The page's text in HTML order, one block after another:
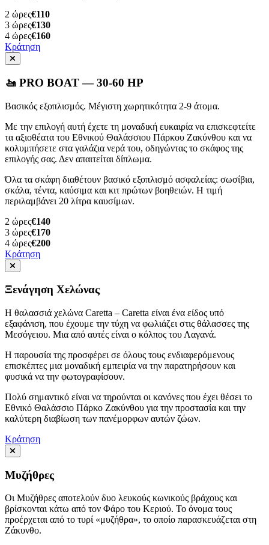
2 ώρες€110
3 ώρες€130
4 ώρες€160
Κράτηση
🚤 PRO BOAT — 30-60 HP
Βασικός εξοπλισμός. Μέγιστη χωρητικότητα 2-9 άτομα.
Με την επιλογή αυτή έχετε τη μοναδική ευκαιρία να επισκεφτείτε
τα αξιοθέατα του Εθνικού Θαλάσσιου Πάρκου Ζακύνθου και να
κολυμπήσετε στα γαλάζια νερά του, οδηγώντας το σκάφος της
επιλογής σας. Δεν απαιτείται δίπλωμα.
Όλα τα σκάφη διαθέτουν βασικό εξοπλισμό ασφαλείας: σωσίβια,
σκάλα, τέντα, καύσιμα και κιτ πρώτων βοηθειών. Η τιμή
περιλαμβάνει 20 λίτρα καυσίμων.
2 ώρες€140
3 ώρες€170
4 ώρες€200
Κράτηση
Ξενάγηση Χελώνας
Η θαλασσιά χελώνα Caretta – Caretta είναι ένα είδος υπό
εξαφάνιση, που έχουμε την τύχη να φωλιάζει στις θάλασσες της
Μεσόγειου. Μια από αυτές είναι ο κόλπος του Λαγανά.
Η παρουσία της προσφέρει σε όλους τους ενδιαφερόμενους
επισκέπτες μια μοναδική εμπειρία να την παρατηρήσουν και
φυσικά να την φωτογραφίσουν.
Πολύ σημαντικό είναι να τηρούνται οι κανόνες που έχει θέσει το
Εθνικό Θαλάσσιο Πάρκο Ζακύνθου για την προστασία και την
καλύτερη διαβίωση των πανέμορφων αυτών ζώων.
Κράτηση
Μυζήθρες
Οι Μυζήθρες αποτελούν δυο λευκούς κωνικούς βράχους και
βρίσκονται κάτω από τον Φάρο του Κεριού. Το όνομα τους
προέρχεται από το τυρί «μυζήθρα», το οποίο παρασκευάζεται στη
Ζάκυνθο.